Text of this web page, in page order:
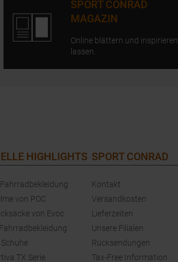
SPORT CONRAD
MAGAZIN
Online blättern und inspirieren
lassen.
HIGHLIGHTS
von POC
von Evoc
TX Serie
SPORT CONRAD
Kontakt
Versandkosten
Lieferzeiten
Unsere Filialen
Rücksendungen
Tax-Free Information